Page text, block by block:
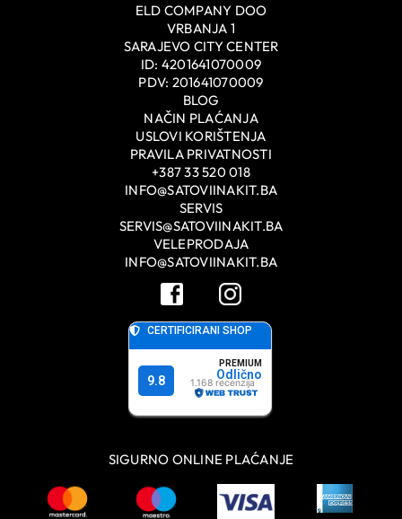
ELD COMPANY DOO
VRBANJA 1
SARAJEVO CITY CENTER
ID: 4201641070009
PDV: 201641070009
BLOG
NAČIN PLAĆANJA
USLOVI KORIŠTENJA
PRAVILA PRIVATNOSTI
+387 33 520 018
INFO@SATOVIINAKIT.BA
SERVIS
SERVIS@SATOVIINAKIT.BA
VELEPRODAJA
INFO@SATOVIINAKIT.BA
SIGURNO ONLINE PLAĆANJE